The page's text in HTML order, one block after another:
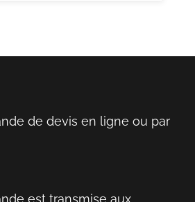
de devis en ligne ou par
est transmise aux